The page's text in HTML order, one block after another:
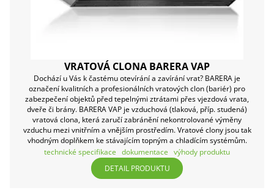
VRATOVÁ CLONA BARERA VAP
Dochází u Vás k častému otevírání a zavírání vrat? BARERA je
označení kvalitních a profesionálních vratových clon (bariér) pro
zabezpečení objektů před tepelnými ztrátami přes vjezdová vrata,
dveře či brány. BARERA VAP je vzduchová (tlaková, příp. studená)
vratová clona, která zaručí zabránění nekontrolované výměny
vzduchu mezi vnitřním a vnějším prostředím. Vratové clony jsou tak
vhodným doplňkem ke stávajícím topným a chladícím systémům.
technické specifikace dokumentace výhody produktu
DETAIL PRODUKTU